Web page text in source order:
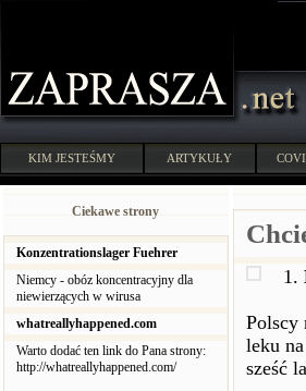
KIM JESTEŚMY ARTYKUŁY
Ciekawe strony
Konzentrationslager Fuehrer
Niemcy - obóz koncentracyjny dla
niewierzących w wirusa
whatreallyhappened.com
Warto dodać ten link do Pana strony:
http://whatreallyhappened.com/
1.
Polscy
leku
sześć